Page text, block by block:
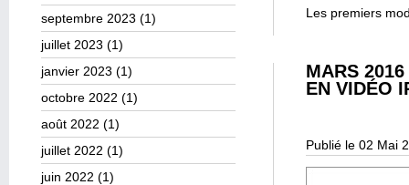
septembre 2023 (1)
juillet 2023 (1)
janvier 2023 (1)
octobre 2022 (1)
août 2022 (1)
juillet 2022 (1)
juin 2022 (1)
Les premiers
MARS
EN VIDÉO
Publié le 02 Mai